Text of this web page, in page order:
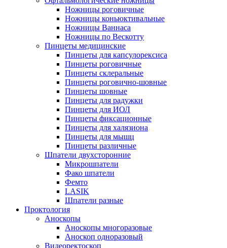
Ножницы роговичные
Ножницы коньюктивальные
Ножницы Ваннаса
Ножницы по Вескотту
Пинцеты медицинские
Пинцеты для капсулорексиса
Пинцеты роговичные
Пинцеты склеральные
Пинцеты роговично-шовные
Пинцеты шовные
Пинцеты для радужки
Пинцеты для ИОЛ
Пинцеты фиксационные
Пинцеты для халязиона
Пинцеты для мышц
Пинцеты различные
Шпатели двухсторонние
Микрошпатели
Фако шпатели
Фемто
LASIK
Шпатели разные
Проктология
Аноскопы
Аноскопы многоразовые
Аноскоп одноразовый
Видеоректоскоп